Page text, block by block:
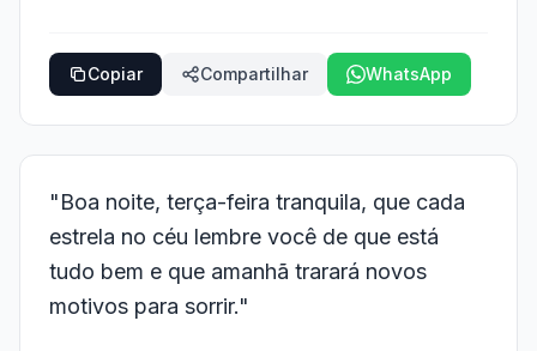
Copiar Compartilhar WhatsApp
"Boa noite, terça-feira tranquila, que cada
estrela no céu lembre você de que está
tudo bem e que amanhã trarará novos
motivos para sorrir."